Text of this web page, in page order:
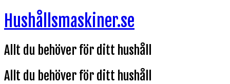
Hoppa
till
Hushållsmaskiner.se
Allt du behöver för ditt hushåll
Allt du behöver för ditt hushåll